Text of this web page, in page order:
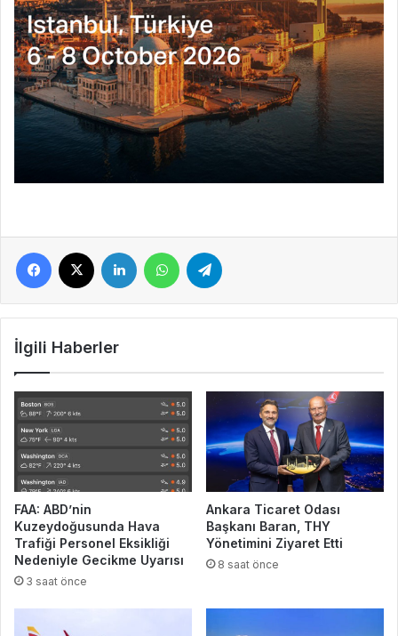
Facebook LinkedIn WhatsApp
İlgili Haberler
FAA: ABD’nin
Kuzeydoğusunda Hava
Trafiği Personel Eksikliği
Nedeniyle Gecikme Uyarısı
3 saat önce
Ankara Ticaret Odası
Başkanı Baran, THY
Yönetimini Ziyaret Etti
8 saat önce